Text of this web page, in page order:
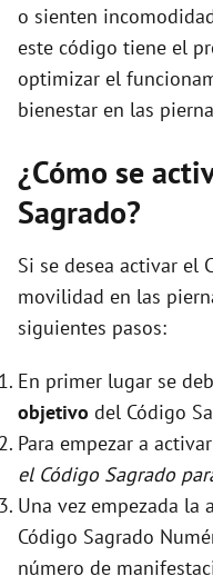
o sienten
este código tiene el
optimizar el
bienestar en las
¿Cómo se
Sagrado?
Si se desea activar el
movilidad en las
siguientes pasos:
En primer lugar se
objetivo del Código
Para empezar a
el Código Sagrado
Una vez empezada la
Código Sagrado
número de